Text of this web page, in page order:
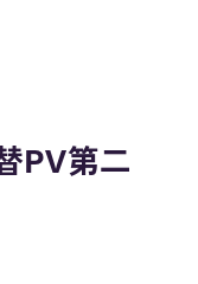
PV第二